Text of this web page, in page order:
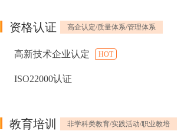
资格认证 高企认定/质量体系/管理体系
高新技术企业认定 HOT
ISO22000认证
教育培训 非学科类教育/实践活动/职业教培